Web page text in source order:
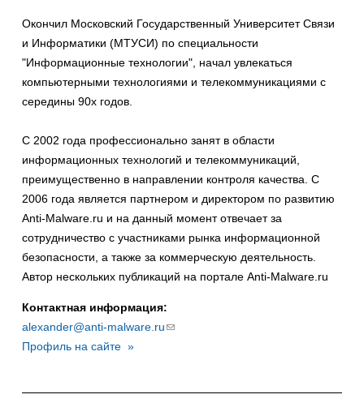
Окончил Московский Государственный Университет Связи
и Информатики (МТУСИ) по специальности
"Информационные технологии", начал увлекаться
компьютерными технологиями и телекоммуникациями с
середины 90х годов.
С 2002 года профессионально занят в области
информационных технологий и телекоммуникаций,
преимущественно в направлении контроля качества. С
2006 года является партнером и директором по развитию
Anti-Malware.ru и на данный момент отвечает за
сотрудничество с участниками рынка информационной
безопасности, а также за коммерческую деятельность.
Автор нескольких публикаций на портале Anti-Malware.ru
Контактная информация:
alexander@anti-malware.ru(ссылка
Профиль на сайте »